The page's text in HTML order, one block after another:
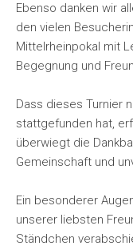
Ebenso danken wir
den vielen
Mittelrheinpokal mit
Begegnung und
Dass dieses Turnier
stattgefunden hat,
überwiegt die
Gemeinschaft und
Ein besonderer
unserer liebsten
Ständchen